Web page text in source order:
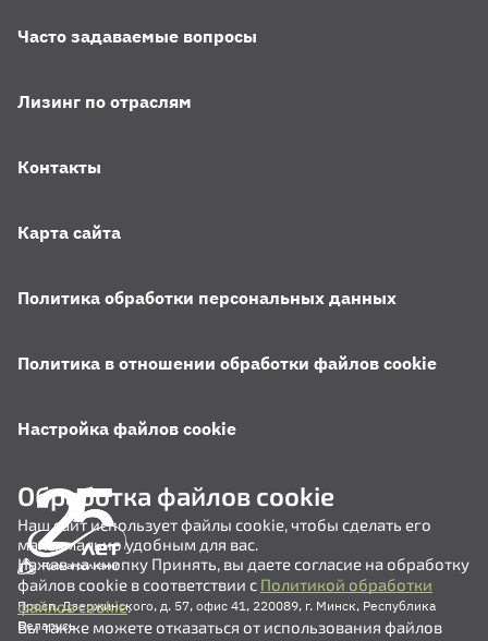
Просп. Дзержинского, д. 57, офис 41, 220089, г. Минск, Республика
Беларусь
Часто задаваемые вопросы
Лизинг по отраслям
Контакты
Карта сайта
Политика обработки персональных данных
Политика в отношении обработки файлов cookie
Настройка файлов cookie
Обработка файлов cookie
Наш сайт использует файлы cookie, чтобы сделать его
максимально удобным для вас.
Нажав на кнопку Принять, вы даете согласие на обработку
файлов cookie в соответствии с Политикой обработки
файлов cookie.
Вы также можете отказаться от использования файлов